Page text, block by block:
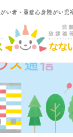
い者・重症心身障がい児